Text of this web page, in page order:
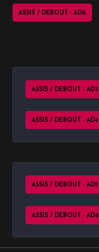
ASSIS / DEBOUT - AD6
ASSIS / DEBOUT - AD3
ASSIS / DEBOUT - AD4
ASSIS / DEBOUT - AD5
ASSIS / DEBOUT - AD6